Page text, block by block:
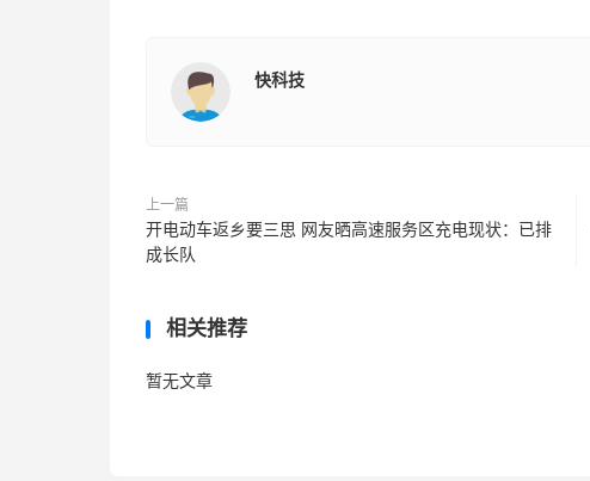
快科技
上一篇
开电动车返乡要三思 网友晒高速服务区充电现状：已排
成长队
相关推荐
暂无文章